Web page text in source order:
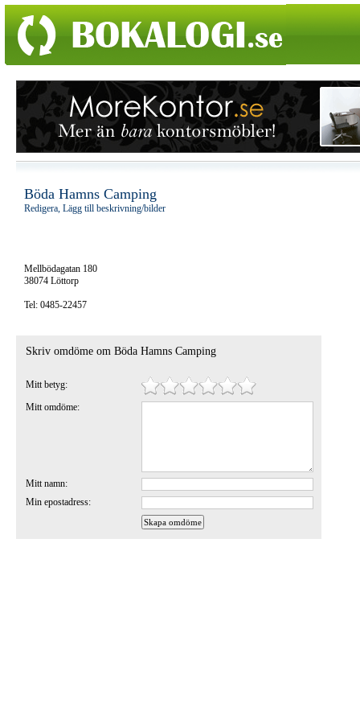
Böda Hamns Camping
Redigera, Lägg till beskrivning/bilder
Mellbödagatan 180
38074 Löttorp
Tel: 0485-22457
Skriv omdöme om Böda Hamns Camping
Mitt betyg:
Mitt omdöme:
Mitt namn:
Min epostadress: